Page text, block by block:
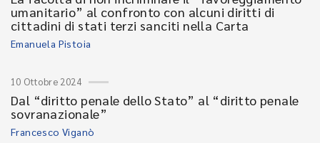
umanitario” al confronto con alcuni diritti di
cittadini di stati terzi sanciti nella Carta
Emanuela Pistoia
10 Ottobre 2024
Dal “diritto penale dello Stato” al “diritto penale
sovranazionale”
Francesco Viganò